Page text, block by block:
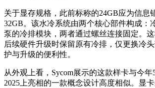
关于显存规格，此前标称的24GB应为信息
32GB。该水冷系统由两个核心部件构成：
泵的冷排模块，两者通过螺丝连接固定。
后续硬件升级时保留原有冷排，仅更换冷
护与升级的便利性。
从外观上看，Sycom展示的这款样卡与今
2025上亮相的一款概念设计高度相似。显